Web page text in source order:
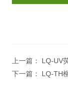
上一篇： LQ-UV
下一篇： LQ-TH